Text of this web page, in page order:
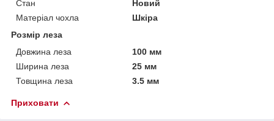
Стан
Новий
Матеріал чохла
Шкіра
Розмір леза
Довжина леза
100 мм
Ширина леза
25 мм
Товщина леза
3.5 мм
Приховати